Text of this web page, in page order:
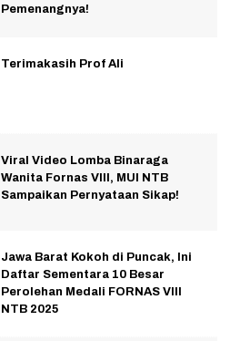
Pemenangnya!
Terimakasih Prof Ali
Viral Video Lomba Binaraga
Wanita Fornas VIII, MUI NTB
Sampaikan Pernyataan Sikap!
Jawa Barat Kokoh di Puncak, Ini
Daftar Sementara 10 Besar
Perolehan Medali FORNAS VIII
NTB 2025